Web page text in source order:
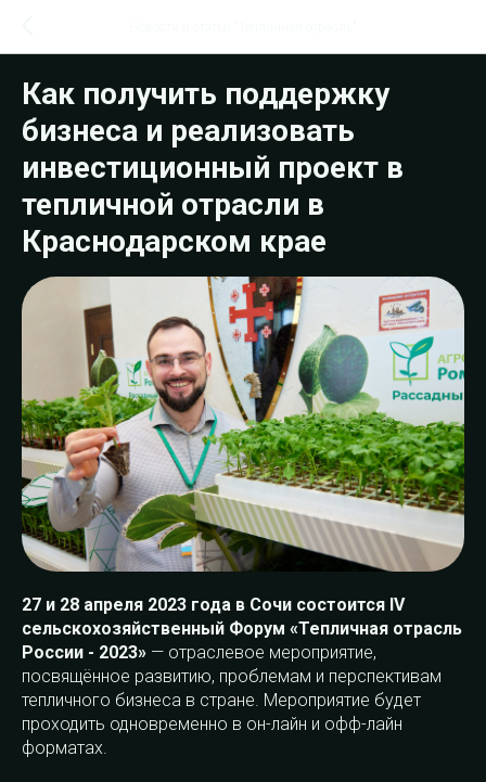
Как получить поддержку
бизнеса и реализовать
инвестиционный проект в
тепличной отрасли в
Краснодарском крае
27 и 28 апреля 2023 года в Сочи состоится IV
сельскохозяйственный Форум «Тепличная отрасль
России - 2023» — отраслевое мероприятие,
посвящённое развитию, проблемам и перспективам
тепличного бизнеса в стране. Мероприятие будет
проходить одновременно в он-лайн и офф-лайн
форматах.